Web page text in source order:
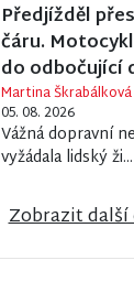
Předjížděl
čáru.
do odbočující
Martina Škrabálková
05. 08. 2026
Vážná dopravní
vyžádala lidský ži...
Zobrazit další